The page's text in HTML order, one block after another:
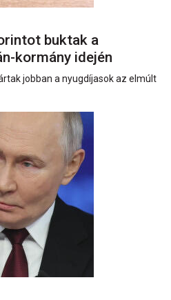
buktak a
kormány idején
jobban a nyugdíjasok az elmúlt